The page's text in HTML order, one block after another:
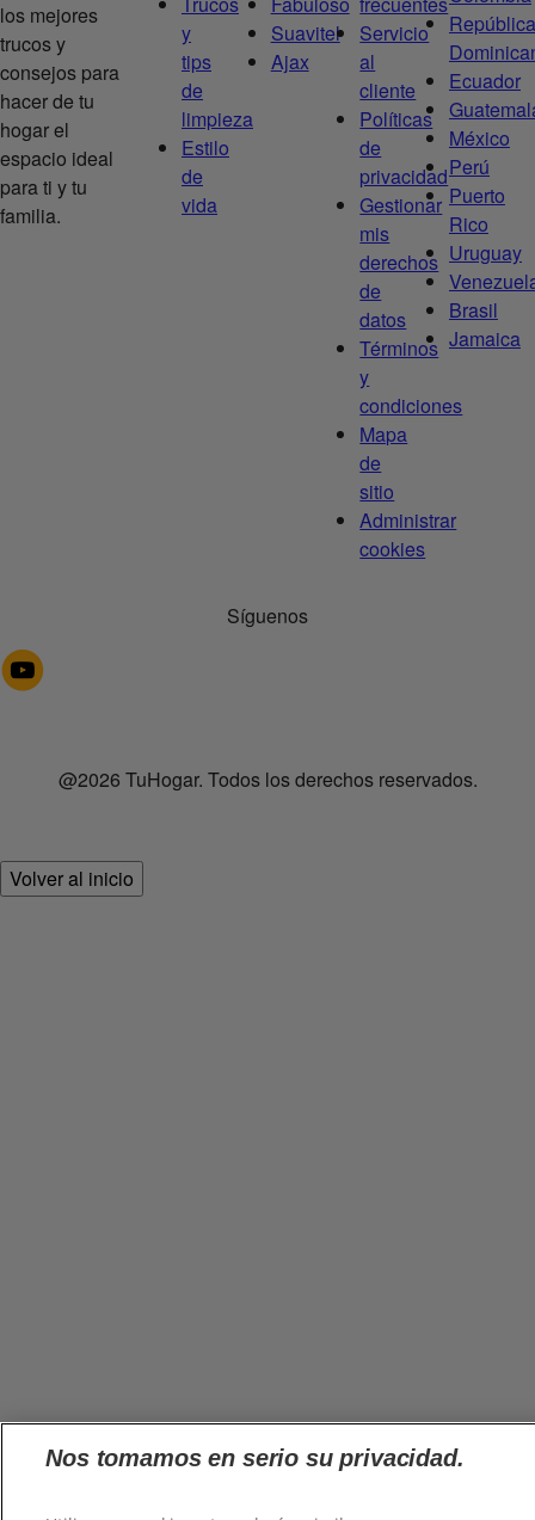
los mejores
trucos y
consejos para
hacer de tu
hogar el
espacio ideal
para ti y tu
familia.
y
tips
de
limpieza
Estilo
de
vida
Suavitel
Ajax
Servicio
al
cliente
Políticas
de
privacidad
Gestionar
mis
derechos
de
datos
Términos
y
condiciones
Mapa
de
sitio
Administrar
cookies
República
Ecuador
México
Perú
Puerto
Rico
Uruguay
Brasil
Jamaica
Síguenos
@2026 TuHogar. Todos los derechos reservados.
Volver al inicio
Nos tomamos en serio su privacidad.